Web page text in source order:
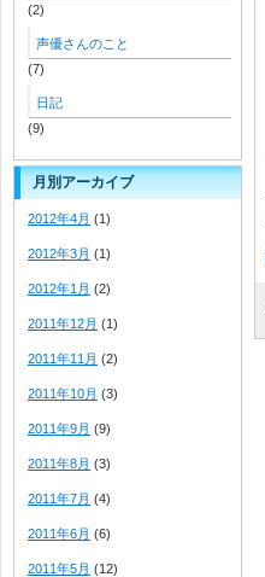
(2)
声優さんのこと
(7)
日記
(9)
月別アーカイブ
2012年4月 (1)
2012年3月 (1)
2012年1月 (2)
2011年12月 (1)
2011年11月 (2)
2011年10月 (3)
2011年9月 (9)
2011年8月 (3)
2011年7月 (4)
2011年6月 (6)
2011年5月 (12)